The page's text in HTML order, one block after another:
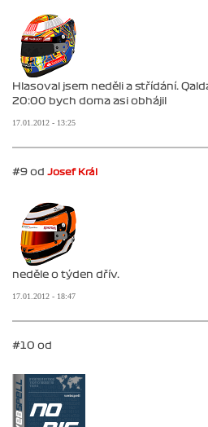
Hlasoval jsem neděli a střídání.
20:00 bych doma asi obhájil
17.01.2012 - 13:25
#9 od Josef Král
neděle o týden dřív.
17.01.2012 - 18:47
#10 od